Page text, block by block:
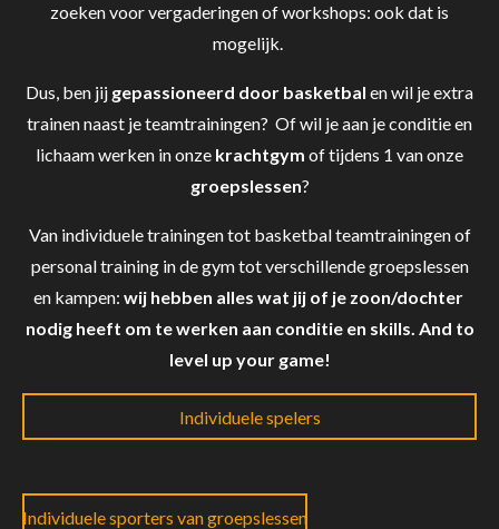
zoeken voor vergaderingen of workshops: ook dat is
mogelijk.
Dus, ben jij gepassioneerd door basketbal en wil je extra
trainen naast je teamtrainingen? Of wil je aan je conditie en
lichaam werken in onze krachtgym of tijdens 1 van onze
groepslessen?
Van individuele trainingen tot basketbal teamtrainingen of
personal training in de gym tot verschillende groepslessen
en kampen: wij hebben alles wat jij of je zoon/dochter
nodig heeft om te werken aan conditie en skills. And to
level up your game!
Individuele spelers
Individuele sporters van groepslessen